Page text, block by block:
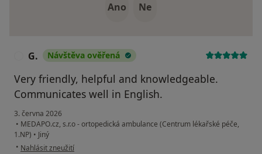
Ano Ne
G. Návštěva ověřená
Very friendly, helpful and knowledgeable.
Communicates well in English.
3. června 2026
• MEDAPO.cz, s.r.o - ortopedická ambulance (Centrum lékařské péče,
1.NP) • Jiný
• podle názoru uživatele G.
Nahlásit zneužití